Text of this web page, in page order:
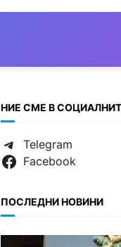
НИЕ СМЕ В
Telegram
Facebook
ПОСЛЕДНИ НОВИНИ
БЪЛГАРИЯ